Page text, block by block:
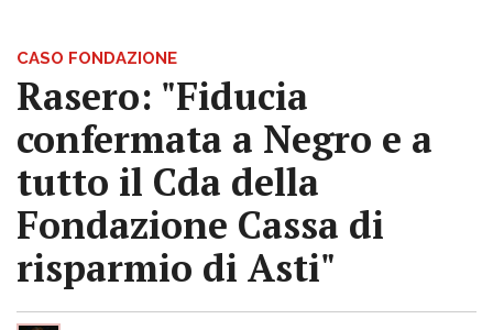
CASO FONDAZIONE
Rasero: "Fiducia
confermata a Negro e a
tutto il Cda della
Fondazione Cassa di
risparmio di Asti"